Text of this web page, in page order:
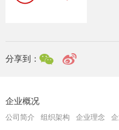
分享到：
企业概况
公司简介 组织架构 企业理念